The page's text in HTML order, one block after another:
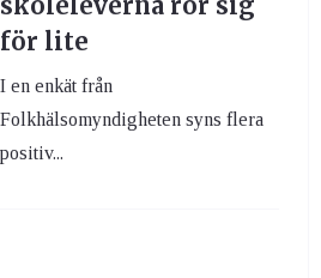
för lite
I en enkät från
Folkhälsomyndigheten syns flera
positiv...